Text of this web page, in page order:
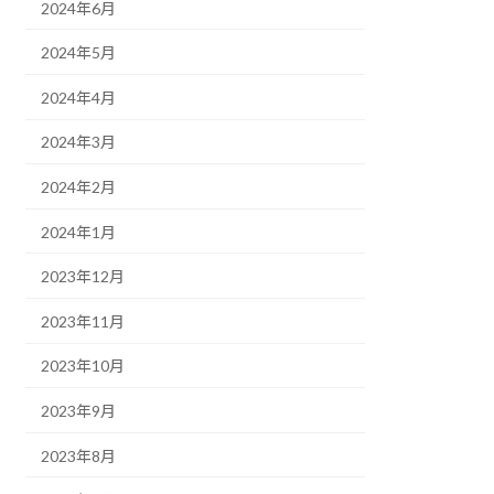
2024年6月
2024年5月
2024年4月
2024年3月
2024年2月
2024年1月
2023年12月
2023年11月
2023年10月
2023年9月
2023年8月